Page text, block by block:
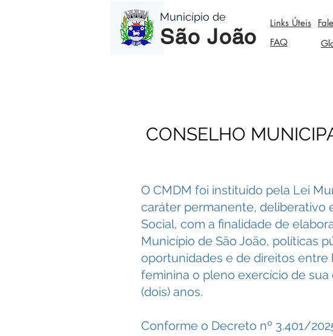
Município de
São João
Links Úteis
FAQ
CONSELHO
O CMDM foi instituído pela Lei
caráter permanente, deliberativo
Social, com a finalidade de
Município de São João, políticas
oportunidades e de direitos
feminina o pleno exercício de
(dois) anos.
Conforme o Decreto nº 3.401/